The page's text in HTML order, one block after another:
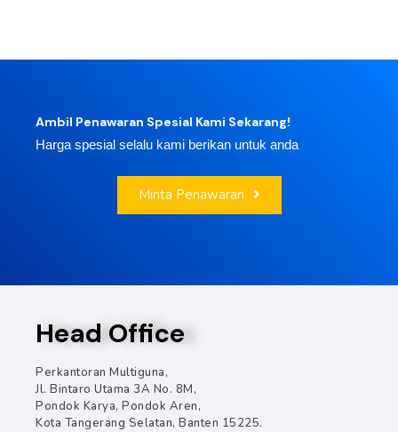
Ambil Penawaran Spesial Kami Sekarang!
Harga spesial selalu kami berikan untuk anda
Minta Penawaran
Head Office
Perkantoran Multiguna,
Jl. Bintaro Utama 3A No. 8M,
Pondok Karya, Pondok Aren,
Kota Tangerang Selatan, Banten 15225.